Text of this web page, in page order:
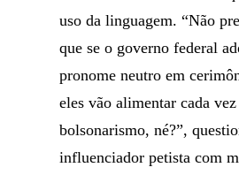
uso da linguagem. “Não
que se o governo federal
pronome neutro em
eles vão alimentar cada
bolsonarismo, né?”,
influenciador petista com